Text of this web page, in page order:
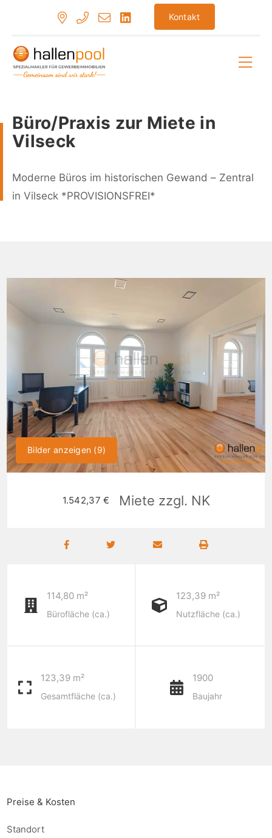
springen
Kontakt
Büro/Praxis zur Miete in
Vilseck
Moderne Büros im historischen Gewand – Zentral
in Vilseck *PROVISIONSFREI*
Bilder anzeigen (9)
1.542,37 € Miete zzgl. NK
114,80 m²
Bürofläche (ca.)
123,39 m²
Nutzfläche (ca.)
123,39 m²
Gesamtfläche (ca.)
1900
Baujahr
Preise & Kosten
Standort